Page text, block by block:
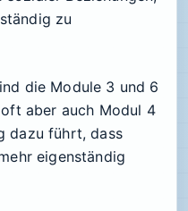
zu
die Module 3 und 6
aber auch Modul 4
dazu führt, dass
eigenständig